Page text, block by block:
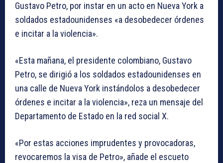
Gustavo Petro, por instar en un acto en Nueva York a
soldados estadounidenses «a desobedecer órdenes
e incitar a la violencia».
«Esta mañana, el presidente colombiano, Gustavo
Petro, se dirigió a los soldados estadounidenses en
una calle de Nueva York instándolos a desobedecer
órdenes e incitar a la violencia», reza un mensaje del
Departamento de Estado en la red social X.
«Por estas acciones imprudentes y provocadoras,
revocaremos la visa de Petro», añade el escueto